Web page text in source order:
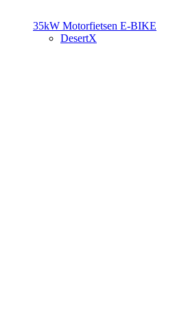
35kW Motorfietsen E-BIKE
DesertX